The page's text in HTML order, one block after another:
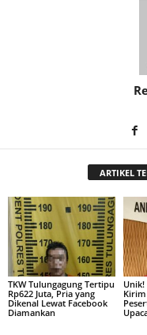
ARTIKEL
TKW Tulungagung Tertipu
Rp622 Juta, Pria yang
Dikenal Lewat Facebook
Diamankan
Unik!